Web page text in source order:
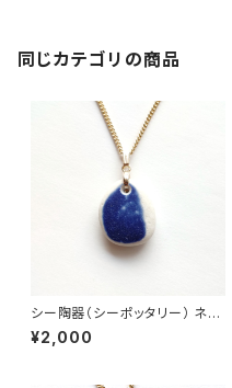
同じカテゴリの商品
シー陶器（シーポッタリー） ネッ
クレス PN-28
¥2,000